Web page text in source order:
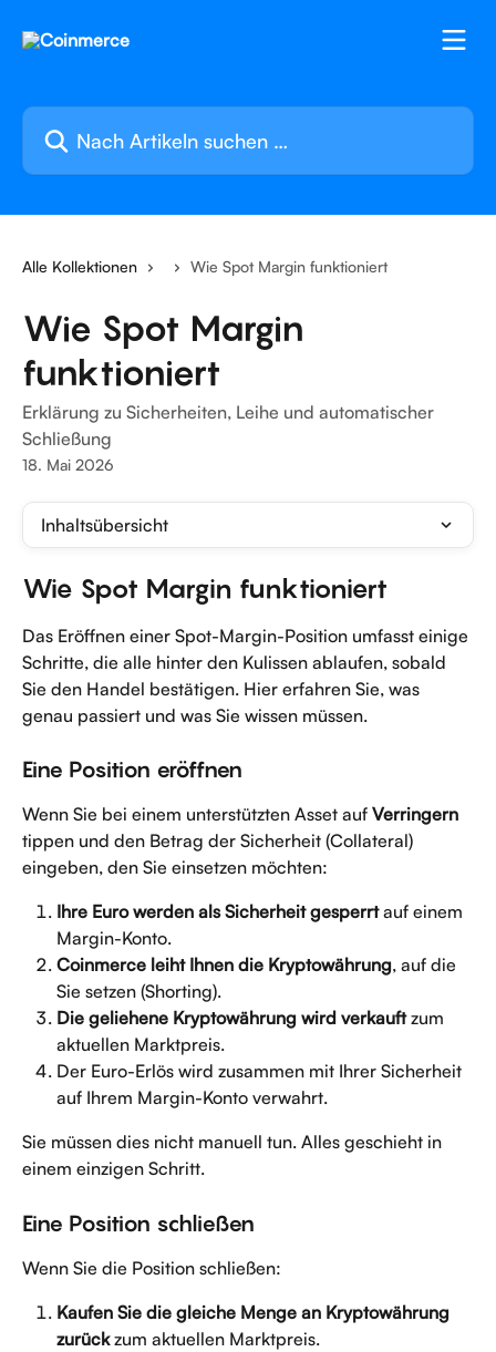
Nach Artikeln suchen …
Alle Kollektionen Wie Spot Margin funktioniert
Wie Spot Margin
funktioniert
Erklärung zu Sicherheiten, Leihe und automatischer
Schließung
18. Mai 2026
Inhaltsübersicht
Wie Spot Margin funktioniert
Das Eröffnen einer Spot-Margin-Position umfasst einige
Schritte, die alle hinter den Kulissen ablaufen, sobald
Sie den Handel bestätigen. Hier erfahren Sie, was
genau passiert und was Sie wissen müssen.
Eine Position eröffnen
Wenn Sie bei einem unterstützten Asset auf Verringern
tippen und den Betrag der Sicherheit (Collateral)
eingeben, den Sie einsetzen möchten:
Ihre Euro werden als Sicherheit gesperrt auf einem
Margin-Konto.
Coinmerce leiht Ihnen die Kryptowährung, auf die
Sie setzen (Shorting).
Die geliehene Kryptowährung wird verkauft zum
aktuellen Marktpreis.
Der Euro-Erlös wird zusammen mit Ihrer Sicherheit
auf Ihrem Margin-Konto verwahrt.
Sie müssen dies nicht manuell tun. Alles geschieht in
einem einzigen Schritt.
Eine Position schließen
Wenn Sie die Position schließen:
Kaufen Sie die gleiche Menge an Kryptowährung
zurück zum aktuellen Marktpreis.